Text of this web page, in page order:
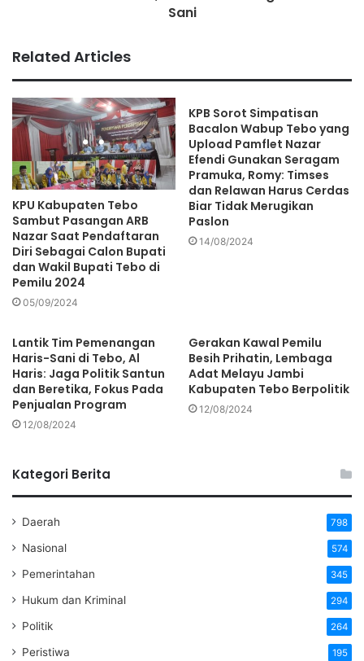
Sani
Related Articles
KPU Kabupaten Tebo
Sambut Pasangan ARB
Nazar Saat Pendaftaran
Diri Sebagai Calon Bupati
dan Wakil Bupati Tebo di
Pemilu 2024
05/09/2024
KPB Sorot Simpatisan
Bacalon Wabup Tebo yang
Upload Pamflet Nazar
Efendi Gunakan Seragam
Pramuka, Romy: Timses
dan Relawan Harus Cerdas
Biar Tidak Merugikan
Paslon
14/08/2024
Lantik Tim Pemenangan
Haris-Sani di Tebo, Al
Haris: Jaga Politik Santun
dan Beretika, Fokus Pada
Penjualan Program
12/08/2024
Gerakan Kawal Pemilu
Besih Prihatin, Lembaga
Adat Melayu Jambi
Kabupaten Tebo Berpolitik
12/08/2024
Kategori Berita
Daerah 798
Nasional 574
Pemerintahan 345
Hukum dan Kriminal 294
Politik 264
Peristiwa 195